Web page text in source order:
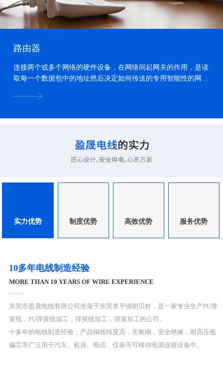
路由器
连接两个或多个网络的硬件设备，在网络间起网关的作用，是读
取每一个数据包中的地址然后决定如何传送的专用智能性的网络
实力优势 制度优势 高效优势 服务优势
10多年电线制造经验
MORE THAN 10 YEARS OF WIRE EXPERIENCE
东莞市盈晟电线有限公司坐落于东莞常平镇朗贝村，是一家专业生产PU弹
簧线，PU弹簧线加工，弹簧线加工，弹簧加工的公司。
十多年的电线制造经验，产品铜线纯度高，无氧铜，安全绝缘，耐高压低
偏芯率广泛用于汽车、机器、电话、仪表等可移动电源连接设备中。